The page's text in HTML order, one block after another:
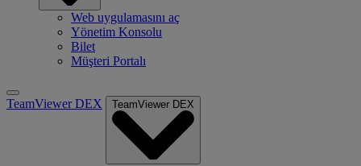
Web uygulamasını aç
Yönetim Konsolu
Bilet
Müşteri Portalı
TeamViewer DEX TeamViewer DEX